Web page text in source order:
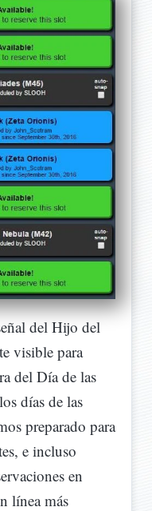
del Hijo del
visible para
del Día de las
días de las
preparado para
e incluso
en
línea más